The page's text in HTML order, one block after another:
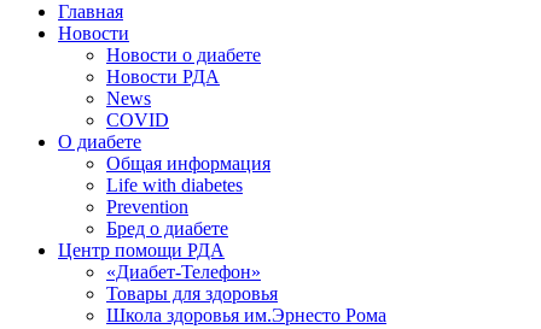
Главная
Новости
Новости о диабете
Новости РДА
News
COVID
О диабете
Общая информация
Life with diabetes
Prevention
Бред о диабете
Центр помощи РДА
«Диабет-Телефон»
Товары для здоровья
Школа здоровья им.Эрнесто Рома